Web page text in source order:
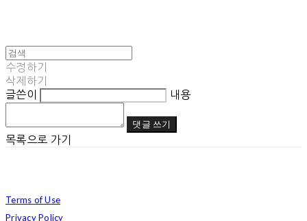
수정하기
삭제하기
글쓴이
내용
댓글 쓰기
목록으로 가기
Terms of Use
Privacy Policy